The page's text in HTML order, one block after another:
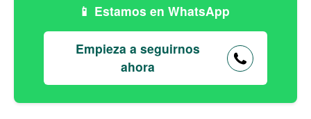
Estamos en WhatsApp
Empieza a seguirnos
ahora